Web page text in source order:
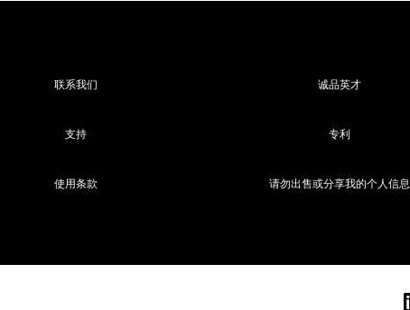
联系我们
支持
诚品英才
专利
使用条款 请勿出售或分享我的个人信息